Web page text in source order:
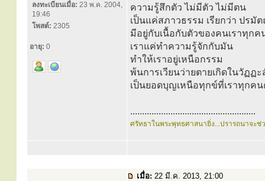
ลงทะเบียนเมื่อ: 23 พ.ค. 2004,
19:46
โพสต์: 2305
อายุ: 0
ความรู้สึกตัว ไม่มีตัว ไม่มีตน
เป็นแค่สภาวธรรม เรียกว่า ปรมั
มีอยู่กับเนื้อกับตัวของคนเราทุกค
เราแค่ทำความรู้จักกับมัน
ทำให้เราอยู่เหนือกรรม
พ้นการเวียนว่ายตายเกิดในวัฏฏะ
เป็นยอดบุญเหนือทุกข์ที่เราทุกคน
.....................................................
ศรัทธาในพระพุทธศาสนายิ่ง...ปรารถนาจะ
เมื่อ: 22 มี.ค. 2013, 21:00